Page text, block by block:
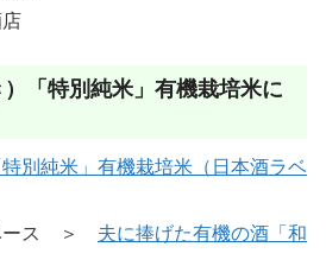
「特別純米」有機栽培米に
別純米」有機栽培米（日本酒ラベ
ース ＞ 夫に捧げた有機の酒「和